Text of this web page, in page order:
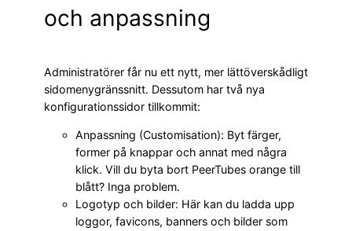
och anpassning
Administratörer får nu ett nytt, mer lättöverskådligt
sidomenygränssnitt. Dessutom har två nya
konfigurationssidor tillkommit:
Anpassning (Customisation): Byt färger,
former på knappar och annat med några
klick. Vill du byta bort PeerTubes orange till
blått? Inga problem.
Logotyp och bilder: Här kan du ladda upp
loggor, favicons, banners och bilder som